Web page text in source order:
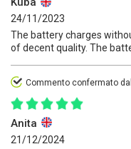
24/11/2023
The battery charges
of decent quality. The
Commento confermato
Anita
21/12/2024